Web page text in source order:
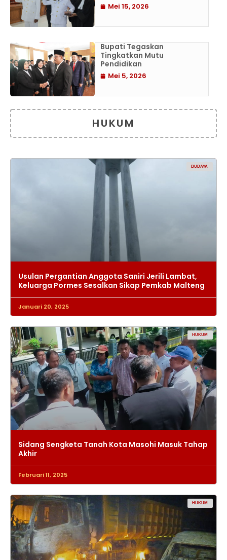
Mei 15, 2026
Bupati Tegaskan
Tingkatkan Mutu
Pendidikan
Mei 5, 2026
HUKUM
BUDAYA
Usulan Pergantian Anggota Saniri Jerili Lambat,
Keluarga Pormes Sesalkan Sikap Pemkab Malteng
Januari 20, 2025
HUKUM
Sidang Sengketa Tanah Kota Masohi Masuk Tahap
Akhir
Februari 11, 2025
HUKUM